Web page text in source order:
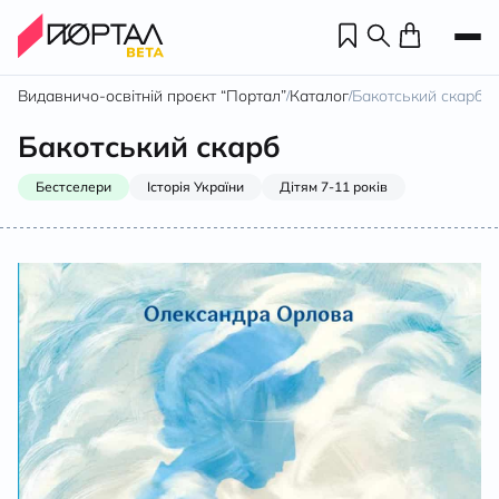
Видавничо-освітній проєкт “Портал”/Каталог/Бакотський скарб
Бакотський скарб
Бестселери Історія України Дітям 7-11 років